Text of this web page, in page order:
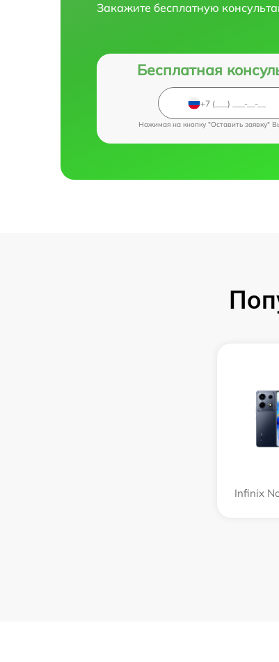
Закажите бесплатную
Бесплатная
Нажимая на кнопку "Оставить заявку"
Infinix